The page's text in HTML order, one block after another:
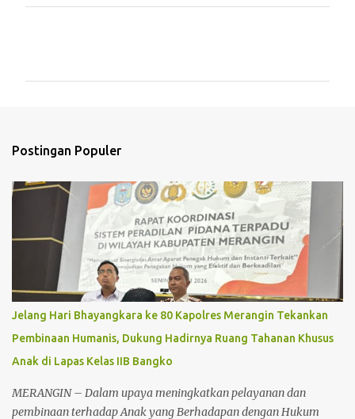
r
Postingan Populer
Jelang Hari Bhayangkara ke 80 Kapolres Merangin Tekankan
Pembinaan Humanis, Dukung Hadirnya Ruang Tahanan Khusus
Anak di Lapas Kelas IIB Bangko
MERANGIN – Dalam upaya meningkatkan pelayanan dan
pembinaan terhadap Anak yang Berhadapan dengan Hukum